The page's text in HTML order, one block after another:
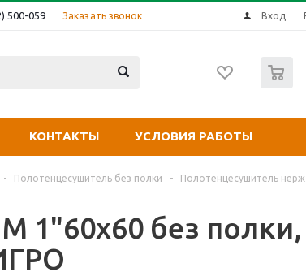
500-059 Заказать звонок Вход
КОНТАКТЫ УСЛОВИЯ РАБОТЫ
- Полотенцесушитель без полки -
Полотенцесушитель
1"60х60 без полки,